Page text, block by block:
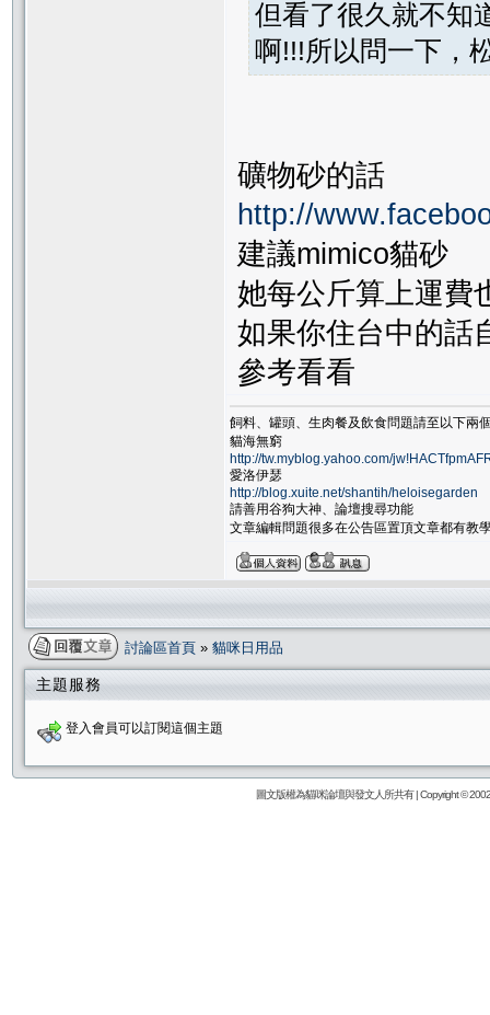
但看了很久就不知
啊!!!所以問一下，
礦物砂的話
http://
建議mimico貓砂
她每公斤算上運費
如果你住台中的話
參考看看
飼料、罐頭、生肉餐及飲食問題請至以下兩
貓海無窮
http://tw.myblog.yahoo.com/
愛洛伊瑟
http://blog.xuite.net/shantih/heloisegarden
請善用谷狗大神、論壇搜尋功能
文章編輯問題很多在公告區置頂文章都有教
討論區首頁 » 貓咪日用品
主題服務
登入會員可以訂閱這個主題
圖文版權為貓咪論壇與發文人所共有 | Copyright ©